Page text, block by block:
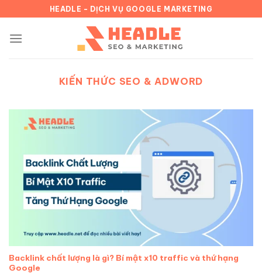
đến
nội
HEADLE - DỊCH VỤ GOOGLE MARKETING
KIẾN THỨC SEO & ADWORD
Backlink chất lượng là gì? Bí mật x10 traffic và thứ hạng
Google